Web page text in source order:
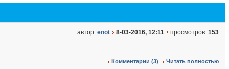
автор: enot 8-03-2016, 12:11 просмотров: 153
Комментарии (3) Читать полностью